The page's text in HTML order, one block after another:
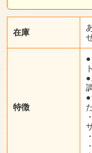
在庫
特徴